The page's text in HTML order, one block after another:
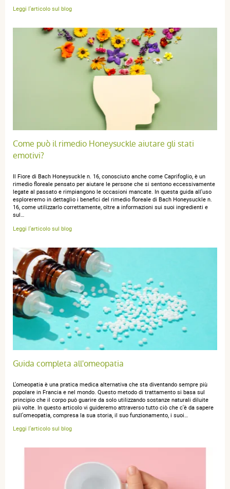
M. Lluïsa S.publié le 10 juin 2025 suite à une commande du 11
Très bien, conforme à mes attentes, je recommande !
Josette c.
2025
5 / 5
bon résultat
E P.publié le 19 décembre 2024 suite à une commande du 26
novembre 2024
5 / 5
PARFAIT
novembre 2024
4 / 5
Soddisfatta
anonymous a.publié le 29 juillet 2023 suite à une commande du
Leggi l'articolo sul blog
Come può il rimedio Honeysuckle aiutare gli stati
emotivi?
Il Fiore di Bach Honeysuckle n. 16, conosciuto anche come Caprifoglio, è un
rimedio floreale pensato per aiutare le persone che si sentono eccessivamente
legate al passato e rimpiangono le occasioni mancate. In questa guida all'uso
esploreremo in dettaglio i benefici del rimedio floreale di Bach Honeysuckle n.
16, come utilizzarlo correttamente, oltre a informazioni sui suoi ingredienti e
sul…
Leggi l'articolo sul blog
Guida completa all'omeopatia
L'omeopatia è una pratica medica alternativa che sta diventando sempre più
popolare in Francia e nel mondo. Questo metodo di trattamento si basa sul
principio che il corpo può guarire da solo utilizzando sostanze naturali diluite
più volte. In questo articolo vi guideremo attraverso tutto ciò che c'è da sapere
sull'omeopatia, compresa la sua storia, il suo funzionamento, i suoi…
Leggi l'articolo sul blog